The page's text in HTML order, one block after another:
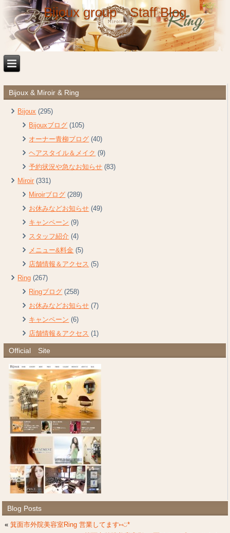
Bijoux group Staff Blog
Bijoux & Miroir & Ring
Bijoux (295)
Bijouxブログ (105)
オーナー青柳ブログ (40)
ヘアスタイル＆メイク (9)
予約状況や急なお知らせ (83)
Miroir (331)
Miroirブログ (289)
お休みなどお知らせ (49)
キャンペーン (9)
スタッフ紹介 (4)
メニュー&料金 (5)
店舗情報＆アクセス (5)
Ring (267)
Ringブログ (258)
お休みなどお知らせ (7)
キャンペーン (6)
店舗情報＆アクセス (1)
Official Site
Blog Posts
«箕面市外院美容室Ring 営業してます⑅︎◡̈︎*